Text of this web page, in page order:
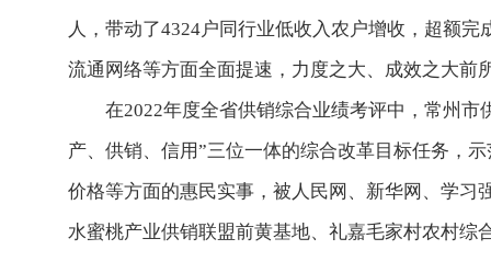
人，带动了4324户同行业低收入农户增收，超额
流通网络等方面全面提速，力度之大、成效之大前
在2022年度全省供销综合业绩考评中，常州
产、供销、信用”三位一体的综合改革目标任务，
价格等方面的惠民实事，被人民网、新华网、学
水蜜桃产业供销联盟前黄基地、礼嘉毛家村农村综